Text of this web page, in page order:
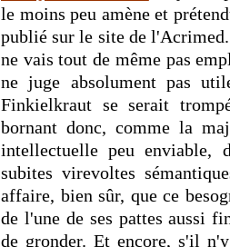
le moins peu amène et
publié sur le site de
ne vais tout de même pas
ne juge absolument pas
Finkielkraut se serait
bornant donc, comme la
intellectuelle peu enviable,
subites virevoltes
affaire, bien sûr, que ce
de l'une de ses pattes aussi
de gronder. Et encore, s'il